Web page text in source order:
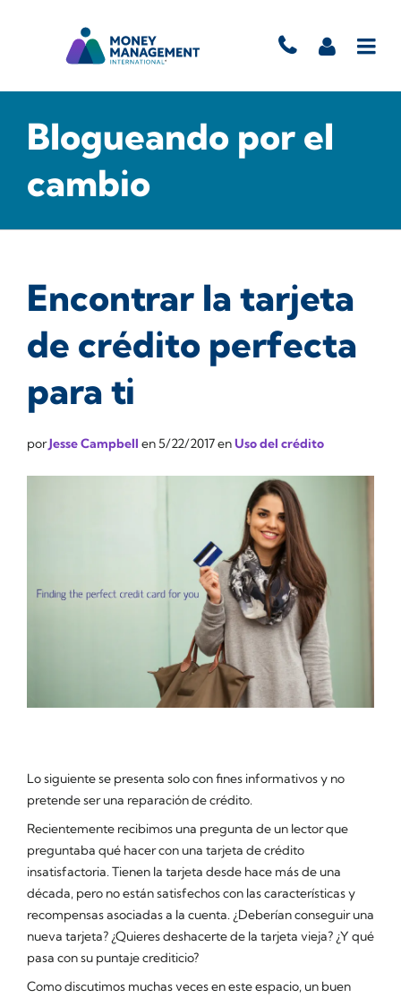
Blogueando por el
cambio
Encontrar la tarjeta
de crédito perfecta
para ti
porJesse Campbell en5/22/2017enUso del crédito
Lo siguiente se presenta solo con fines informativos y no
pretende ser una reparación de crédito.
Recientemente recibimos una pregunta de un lector que
preguntaba qué hacer con una tarjeta de crédito
insatisfactoria. Tienen la tarjeta desde hace más de una
década, pero no están satisfechos con las características y
recompensas asociadas a la cuenta. ¿Deberían conseguir una
nueva tarjeta? ¿Quieres deshacerte de la tarjeta vieja? ¿Y qué
pasa con su puntaje crediticio?
Como discutimos muchas veces en este espacio, un buen